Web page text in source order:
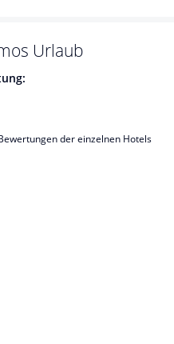
Urlaub
der einzelnen Hotels